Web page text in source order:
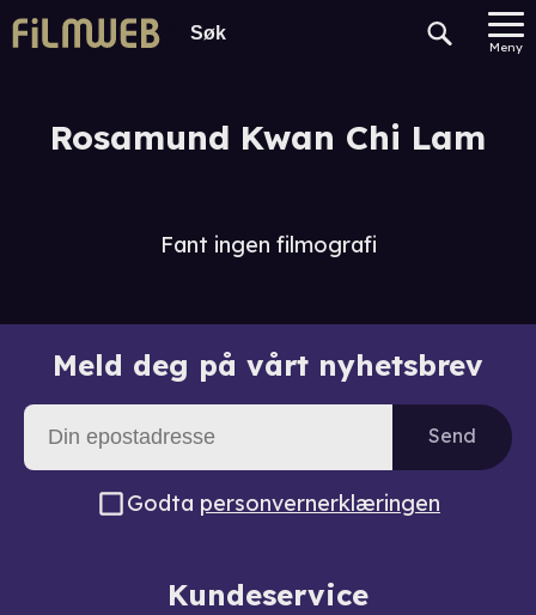
Meny
Rosamund Kwan Chi Lam
Fant ingen filmografi
Meld deg på vårt nyhetsbrev
Send
Godta personvernerklæringen
Kundeservice